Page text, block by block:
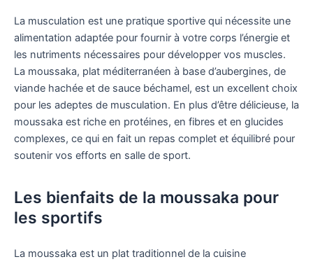
La musculation est une pratique sportive qui nécessite une
alimentation adaptée pour fournir à votre corps l’énergie et
les nutriments nécessaires pour développer vos muscles.
La moussaka, plat méditerranéen à base d’aubergines, de
viande hachée et de sauce béchamel, est un excellent choix
pour les adeptes de musculation. En plus d’être délicieuse, la
moussaka est riche en protéines, en fibres et en glucides
complexes, ce qui en fait un repas complet et équilibré pour
soutenir vos efforts en salle de sport.
Les bienfaits de la moussaka pour
les sportifs
La moussaka est un plat traditionnel de la cuisine